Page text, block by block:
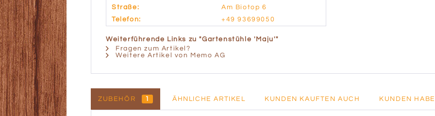
Straße:
Am Biotop 6
Telefon:
+49 93699050
Weiterführende Links zu "Gartenstühle 'Maju'"
Fragen zum Artikel?
Weitere Artikel von Memo AG
ZUBEHÖR 1 ÄHNLICHE ARTIKEL KUNDEN KAUFTEN AUCH KUNDEN